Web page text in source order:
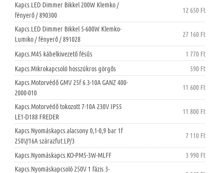
Kapcs.LED Dimmer Bikkel 200W Klemko /
fényerő / 890300
12 650 Ft
Kapcs.LED Dimmer Bikkel 5-600W Klemko-
Lumiko / fényerő / 891028
27 160 Ft
Kapcs.M45 kábelkivezető fésűs
1 770 Ft
Kapcs.Mikrokapcsoló hosszúkros görgős
590 Ft
Kapcs.Motorvédő GMV 25f 6.3-10A GANZ 400-
2000-010
11 600 Ft
Kapcs.Motorvédő tokozott 7-10A 230V IP55
LE1-D188 FREDER
11 800 Ft
Kapcs.Nyomáskapcs.alacsony 0,1-0,9 bar 1f
250V/16A szárazfut.LP/3
7 110 Ft
Kapcs.Nyomáskapcs.KO-PM5-3W-MLFF
3 990 Ft
Kapcs.Nyomáskapcsoló 250V 1 fázis 3-